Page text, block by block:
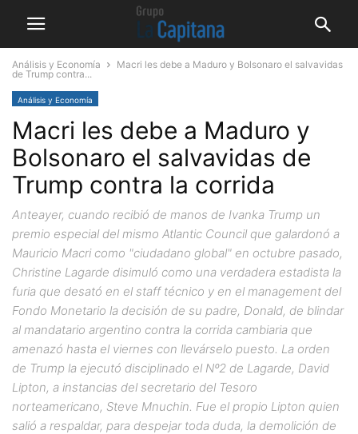
Análisis y Economía
Macri les debe a Maduro y Bolsonaro el salvavidas
de Trump contra...
Análisis y Economía
Macri les debe a Maduro y
Bolsonaro el salvavidas de
Trump contra la corrida
Anteayer, cuando recibió de manos de Ivanka Trump un
premio especial del mismo Atlantic Council que galardonó a
Mauricio Macri como "ciudadano global" en octubre pasado,
Christine Lagarde disimuló como una verdadera estadista la
furia que desató en el staff técnico y en el management del
Fondo Monetario la decisión de su padre, Donald, de blindar
al mandatario argentino contra la corrida cambiaria que
amenazó hasta el viernes con llevárselo puesto. La orden
de Trump la ejecutó disciplinado el Nº2 de Lagarde, David
Lipton, a instancias del secretario del Tesoro
norteamericano, Steve Mnuchin. Fue el propio Lipton quien
salió a respaldar, para despejar toda duda, la demolición de